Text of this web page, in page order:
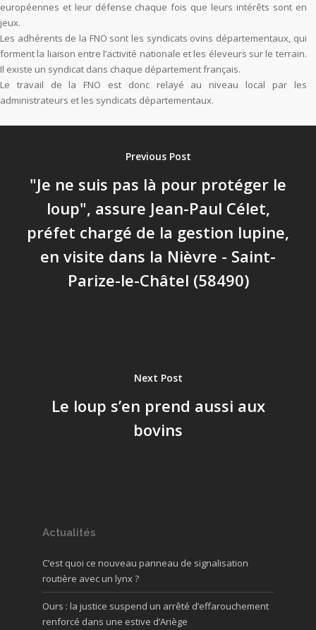
européennes et leur défense chaque fois que leurs intérêts sont en
jeux.
Les adhérents de la FNO sont les syndicats ovins départementaux, qui
forment la liaison entre l’activité nationale et les éleveurs sur le terrain.
Il existe un syndicat dans chaque département français.
Le travail de la FNO est donc relayé au niveau local par les
administrateurs et les syndicats départementaux.
Previous Post
"Je ne suis pas là pour protéger le
loup", assure Jean-Paul Célet,
préfet chargé de la gestion lupine,
en visite dans la Nièvre - Saint-
Parize-le-Châtel (58490)
Next Post
Le loup s’en prend aussi aux
bovins
Actualités
C’est quoi ce nouveau panneau de signalisation
routière avec un lynx ?
Ours : la justice suspend un arrêté d’effarouchement
renforcé dans une estive d’Ariège